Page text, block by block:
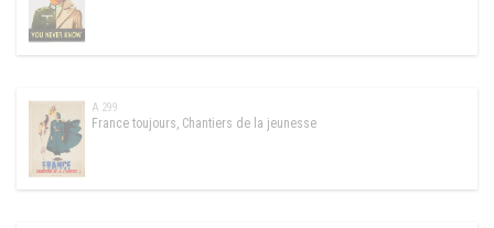
A 299
France toujours, Chantiers de la jeunesse